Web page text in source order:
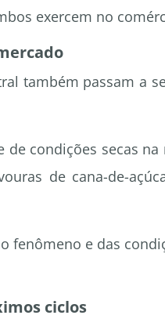
exercem no
também passam a
condições secas na
de cana-de-
fenômeno e das
ciclos